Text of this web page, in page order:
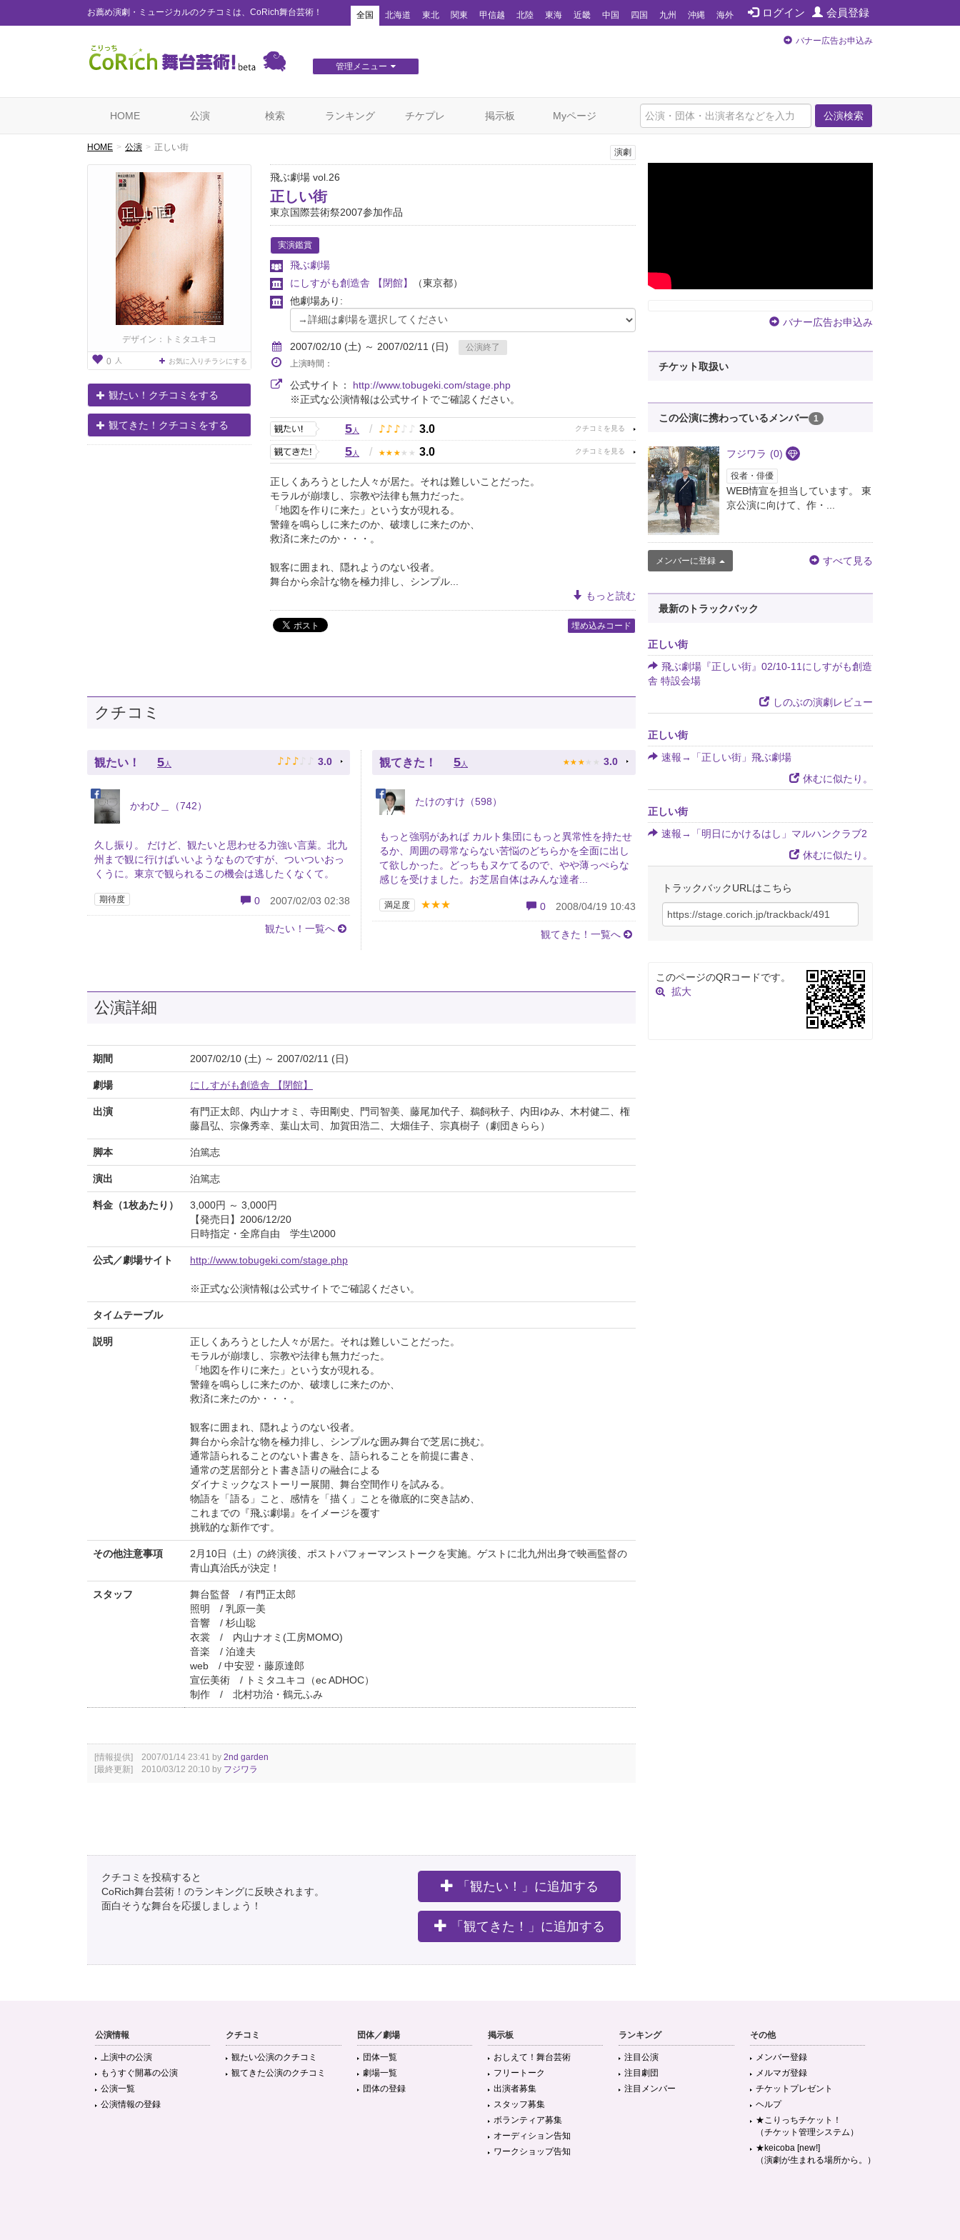
お薦め演劇・ミュージカルのクチコミは、CoRich舞台芸術！ ログイン 会員登録
全国 北海道 東北 関東 甲信越 北陸 東海 近畿 中国 四国 九州 沖縄 海外
管理メニュー
バナー広告お申込み
公演検索
HOME 公演 検索 ランキング チケプレ 掲示板 Myページ
HOME 公演 正しい街
デザイン：トミタユキコ
0 人 お気に入りチラシにする
観たい！クチコミをする
観てきた！クチコミをする
演劇
飛ぶ劇場 vol.26
正しい街
東京国際芸術祭2007参加作品
実演鑑賞
飛ぶ劇場
にしすがも創造舎 【閉館】
（東京都）
他劇場あり:
2007/02/10 (土) ～ 2007/02/11 (日)
公演終了
上演時間：
公式サイト： http://www.tobugeki.com/stage.php
※正式な公演情報は公式サイトでご確認ください。
5人 / ♪ ♪ ♪ ♪ ♪ 3.0
5人 / ★ ★ ★ ★ ★ 3.0
正しくあろうとした人々が居た。それは難しいことだった。
モラルが崩壊し、宗教や法律も無力だった。
「地図を作りに来た」という女が現れる。
警鐘を鳴らしに来たのか、破壊しに来たのか、
救済に来たのか・・・。
観客に囲まれ、隠れようのない役者。
舞台から余計な物を極力排し、シンプル...
もっと読む
埋め込みコード
クチコミ
観たい！ 5 人 ♪ ♪ ♪ ♪ ♪ 3.0
かわひ＿（742）
久し振り。 だけど、観たいと思わせる力強い言葉。北九
州まで観に行けばいいようなものですが、ついついおっ
くうに。東京で観られるこの機会は逃したくなくて。
期待度 0 2007/02/03 02:38
観たい！一覧へ
観てきた！ 5 人 ★ ★ ★ ★ ★ 3.0
たけのすけ（598）
もっと強弱があれば カルト集団にもっと異常性を持たせ
るか、周囲の尋常ならない苦悩のどちらかを全面に出し
て欲しかった。どっちもヌケてるので、やや薄っぺらな
感じを受けました。お芝居自体はみんな達者...
満足度 ★★★ 0 2008/04/19 10:43
観てきた！一覧へ
公演詳細
期間 2007/02/10 (土) ～ 2007/02/11 (日)
劇場 にしすがも創造舎 【閉館】
出演
有門正太郎、内山ナオミ、寺田剛史、門司智美、藤尾加代子、鵜飼秋子、内田ゆみ、木村健二、権
藤昌弘、宗像秀幸、葉山太司、加賀田浩二、大畑佳子、宗真樹子（劇団きらら）
脚本 泊篤志
演出 泊篤志
料金（1枚あたり）
3,000円 ～ 3,000円
【発売日】2006/12/20
日時指定・全席自由 学生\2000
公式／劇場サイト http://www.tobugeki.com/stage.php
※正式な公演情報は公式サイトでご確認ください。
タイムテーブル
説明
正しくあろうとした人々が居た。それは難しいことだった。
モラルが崩壊し、宗教や法律も無力だった。
「地図を作りに来た」という女が現れる。
警鐘を鳴らしに来たのか、破壊しに来たのか、
救済に来たのか・・・。
観客に囲まれ、隠れようのない役者。
舞台から余計な物を極力排し、シンプルな囲み舞台で芝居に挑む。
通常語られることのないト書きを、語られることを前提に書き、
通常の芝居部分とト書き語りの融合による
ダイナミックなストーリー展開、舞台空間作りを試みる。
物語を「語る」こと、感情を「描く」ことを徹底的に突き詰め、
これまでの『飛ぶ劇場』をイメージを覆す
挑戦的な新作です。
その他注意事項
2月10日（土）の終演後、ポストパフォーマンストークを実施。ゲストに北九州出身で映画監督の
青山真治氏が決定！
スタッフ
舞台監督 / 有門正太郎
照明 / 乳原一美
音響 / 杉山聡
衣裳 / 内山ナオミ(工房MOMO)
音楽 / 泊達夫
web / 中安翌・藤原達郎
宣伝美術 / トミタユキコ（ec ADHOC）
制作 / 北村功治・鶴元ふみ
[情報提供] 2007/01/14 23:41 by 2nd garden
[最終更新] 2010/03/12 20:10 by フジワラ
クチコミを投稿すると
CoRich舞台芸術！のランキングに反映されます。
面白そうな舞台を応援しましょう！
「観たい！」に追加する
「観てきた！」に追加する
バナー広告お申込み
チケット取扱い
この公演に携わっているメンバー 1
フジワラ (0)
役者・俳優
WEB情宣を担当しています。 東
京公演に向けて、作・...
メンバーに登録 すべて見る
最新のトラックバック
正しい街
飛ぶ劇場『正しい街』02/10-11にしすがも創造
舎 特設会場
しのぶの演劇レビュー
正しい街
速報→「正しい街」飛ぶ劇場
休むに似たり。
正しい街
速報→「明日にかけるはし」マルハンクラブ2
休むに似たり。
トラックバックURLはこちら
このページのQRコードです。
拡大
公演情報
上演中の公演
もうすぐ開幕の公演
公演一覧
公演情報の登録
クチコミ
観たい公演のクチコミ
観てきた公演のクチコミ
団体／劇場
団体一覧
劇場一覧
団体の登録
掲示板
おしえて！舞台芸術
フリートーク
出演者募集
スタッフ募集
ボランティア募集
オーディション告知
ワークショップ告知
ランキング
注目公演
注目劇団
注目メンバー
その他
メンバー登録
メルマガ登録
チケットプレゼント
ヘルプ
★こりっちチケット！
（チケット管理システム）
★keicoba [new!]
（演劇が生まれる場所から。）